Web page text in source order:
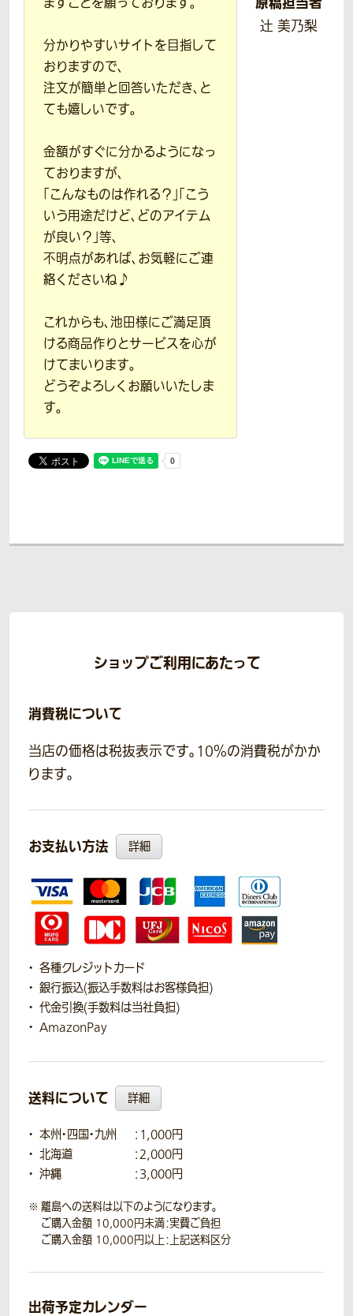
分かりやすいサイトを目指して
おりますので、
注文が簡単と回答いただき、と
ても嬉しいです。
金額がすぐに分かるようになっ
ておりますが、
「こんなものは作れる？」「こう
いう用途だけど、どのアイテム
が良い？」等、
不明点があれば、お気軽にご連
絡くださいね♪
これからも、池田様にご満足頂
ける商品作りとサービスを心が
けてまいります。
どうぞよろしくお願いいたしま
す。
辻 美乃梨
ショップご利用にあたって
消費税について
当店の価格は税抜表示です。10％の消費税がかか
ります。
お支払い方法 詳細
各種クレジットカード
銀行振込(振込手数料はお客様負担)
代金引換(手数料は当社負担)
AmazonPay
送料について 詳細
本州・四国・九州
：1,000円
北海道
：2,000円
沖縄
：3,000円
離島への送料は以下のようになります。
ご購入金額 10,000円未満：実費ご負担
ご購入金額 10,000円以上：上記送料区分
出荷予定カレンダー